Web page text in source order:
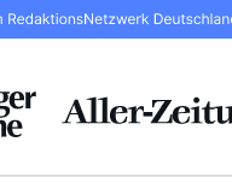
RND Partner im